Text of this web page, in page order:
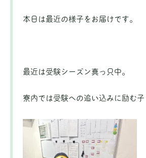
本日は最近の様子をお届けです。
最近は受験シーズン真っ只中。
寮内では受験への追い込みに励む子